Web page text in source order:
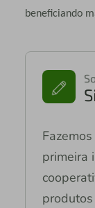
beneficiando
primeira